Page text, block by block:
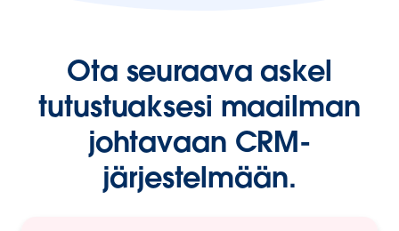
Ota seuraava askel
tutustuaksesi maailman
johtavaan CRM-
järjestelmään.